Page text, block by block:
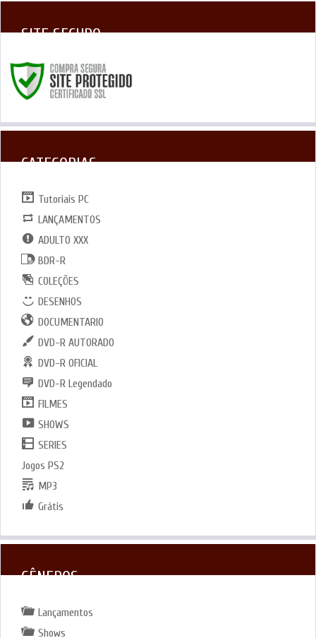
SITE SEGURO
CATEGORIAS
Tutoriais PC
LANÇAMENTOS
ADULTO XXX
BDR-R
COLEÇÕES
DESENHOS
DOCUMENTARIO
DVD-R AUTORADO
DVD-R OFICIAL
DVD-R Legendado
FILMES
SHOWS
SERIES
Jogos PS2
MP3
Grátis
GÊNEROS
Lançamentos
Shows